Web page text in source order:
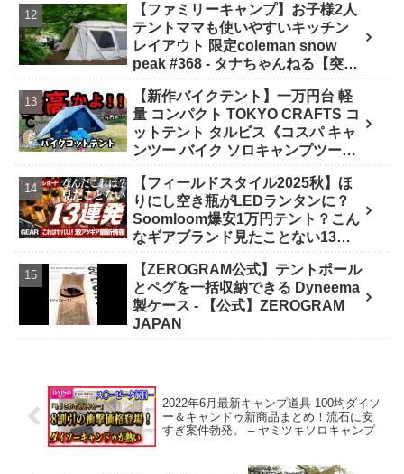
【ファミリーキャンプ】お子様2人
テントママも使いやすいキッチン
レイアウト 限定coleman snow
peak #368 - タナちゃんねる【突撃
【新作バイクテント】一万円台 軽
量 コンパクト TOKYO CRAFTS コ
ットテント タルビス《コスパ キャ
ンツー バイク ソロキャンプツーリ
リー 選び方》 - ｺﾝﾊﾟｸﾄｷﾞｱ紹介★バ
イク野営部
【フィールドスタイル2025秋】ほ
りにし空き瓶がLEDランタンに？
Soomloom爆安1万円テント？こん
なギアブランド見たことない13連
Outdoor News24
【ZEROGRAM公式】テントポール
とペグを一括収納できる Dyneema
製ケース - 【公式】ZEROGRAM
JAPAN
2022年6月最新キャンプ道具 100均ダイソ
ー＆キャンドゥ新商品まとめ！流石に安
すぎ案件勃発。 – ヤミツキソロキャンプ